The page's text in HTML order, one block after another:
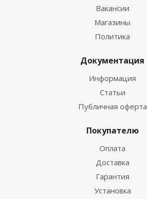
Вакансии
Магазины
Политика
Документация
Информация
Статьи
Публичная оферта
Покупателю
Оплата
Доставка
Гарантия
Установка